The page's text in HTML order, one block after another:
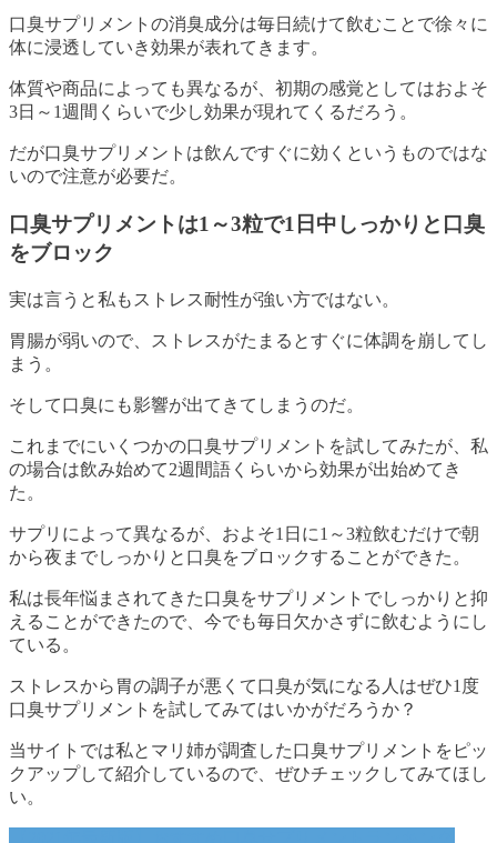
口臭サプリメントの消臭成分は毎日続けて飲むことで徐々に
体に浸透していき効果が表れてきます。
体質や商品によっても異なるが、初期の感覚としてはおよそ
3日～1週間くらいで少し効果が現れてくるだろう。
だが口臭サプリメントは飲んですぐに効くというものではな
いので注意が必要だ。
口臭サプリメントは1～3粒で1日中しっかりと口臭
をブロック
実は言うと私もストレス耐性が強い方ではない。
胃腸が弱いので、ストレスがたまるとすぐに体調を崩してし
まう。
そして口臭にも影響が出てきてしまうのだ。
これまでにいくつかの口臭サプリメントを試してみたが、私
の場合は飲み始めて2週間語くらいから効果が出始めてき
た。
サプリによって異なるが、およそ1日に1～3粒飲むだけで朝
から夜までしっかりと口臭をブロックすることができた。
私は長年悩まされてきた口臭をサプリメントでしっかりと抑
えることができたので、今でも毎日欠かさずに飲むようにし
ている。
ストレスから胃の調子が悪くて口臭が気になる人はぜひ1度
口臭サプリメントを試してみてはいかがだろうか？
当サイトでは私とマリ姉が調査した口臭サプリメントをピッ
クアップして紹介しているので、ぜひチェックしてみてほし
い。